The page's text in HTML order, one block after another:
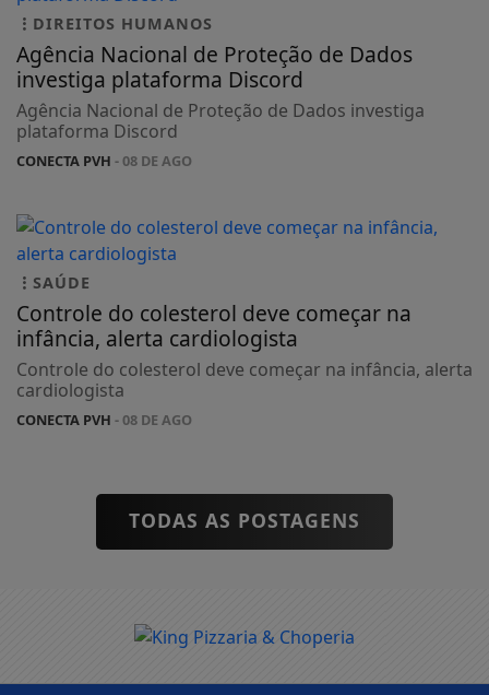
DIREITOS HUMANOS
Agência Nacional de Proteção de Dados
investiga plataforma Discord
Agência Nacional de Proteção de Dados investiga
plataforma Discord
CONECTA PVH - 08 DE AGO
SAÚDE
Controle do colesterol deve começar na
infância, alerta cardiologista
Controle do colesterol deve começar na infância, alerta
cardiologista
CONECTA PVH - 08 DE AGO
TODAS AS POSTAGENS